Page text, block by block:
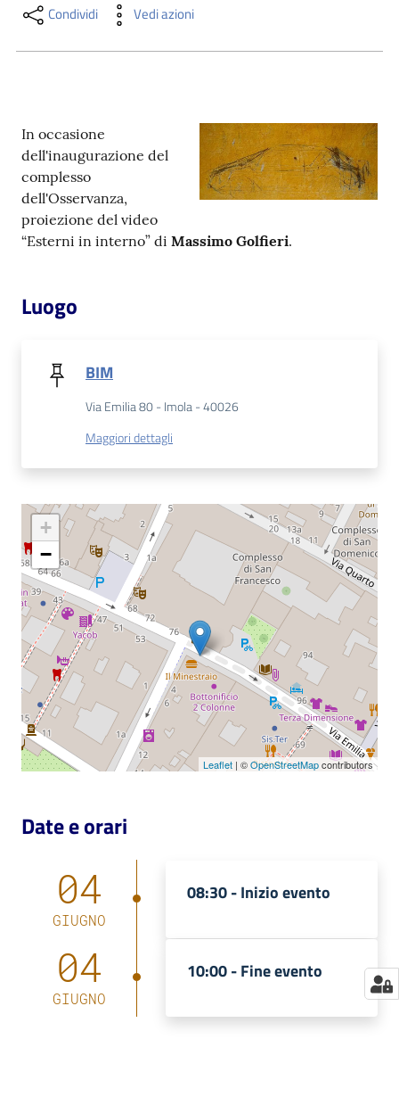
online
Casa
Piani
Archivio
storico
Decentrate
su
Catalogo
on line
Chiedi al
Condividi Vedi azioni
In occasione
dell'inaugurazione del
complesso
dell'Osservanza,
proiezione del video
“Esterni in interno” di Massimo Golfieri.
Luogo
BIM
Via Emilia 80 - Imola - 40026
Maggiori dettagli
+
−
Leaflet | ©OpenStreetMapcontributors
Date e orari
04
GIUGNO
08:30 -Inizio evento
04
GIUGNO
10:00 -Fine evento